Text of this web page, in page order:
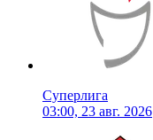
Суперлига
03:00, 23 авг. 2026